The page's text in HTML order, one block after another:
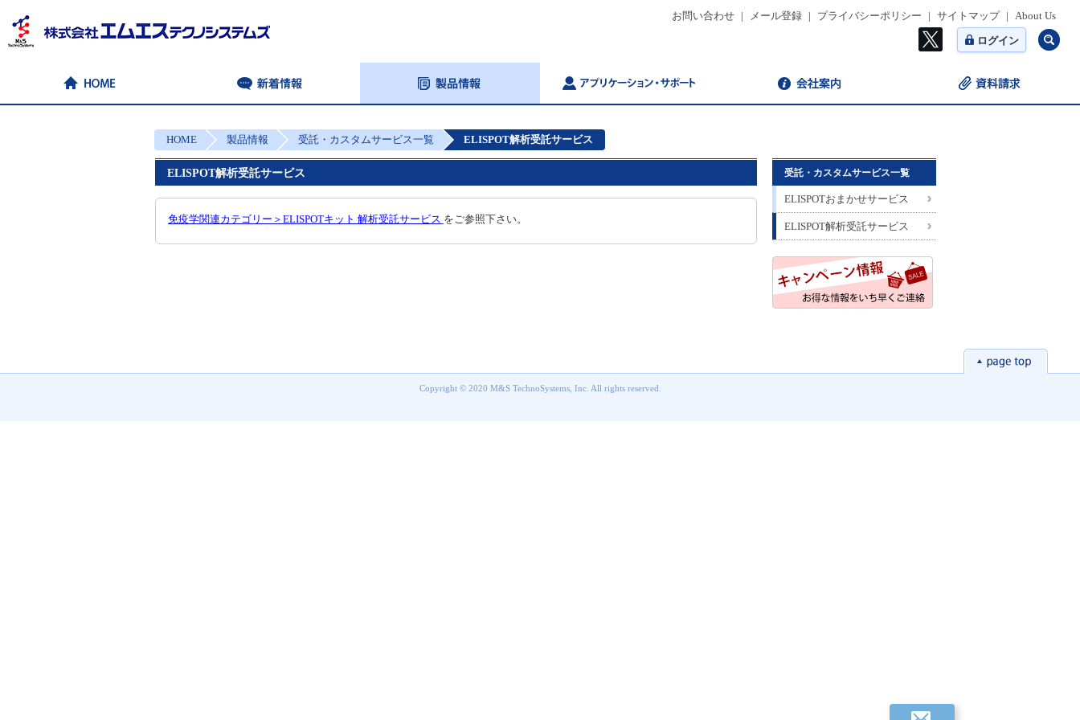
お問い合わせ | メール登録 | プライバシーポリシー | サイトマップ | About Us
ログイン
HOME 製品情報 受託・カスタムサービス一覧 ELISPOT解析受託サービス
ELISPOT解析受託サービス
免疫学関連カテゴリー＞ELISPOTキット 解析受託サービス をご参照下さい。
受託・カスタムサービス一覧
ELISPOTおまかせサービス
ELISPOT解析受託サービス
Copyright © 2020 M&S TechnoSystems, Inc. All rights reserved.